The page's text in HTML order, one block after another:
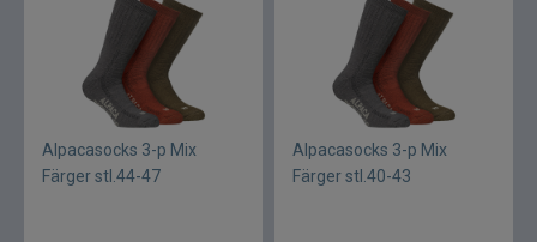
Alpacasocks 3-p Mix
Färger stl.44-47
Alpacasocks 3-p Mix
Färger stl.40-43